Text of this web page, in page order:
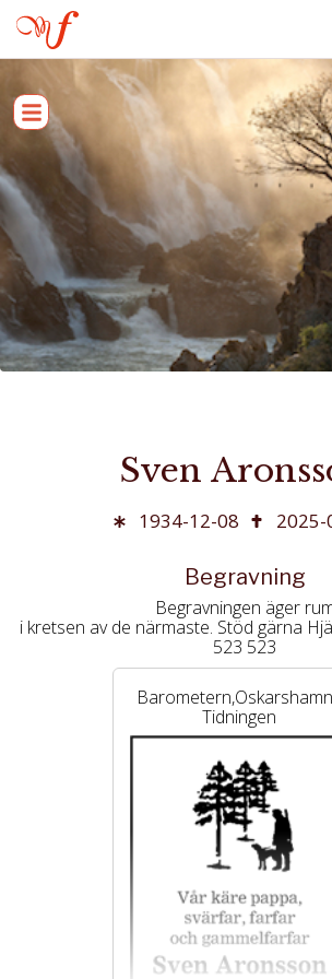
Sven
1934-12-08 2025-
Begravning
Begravningen äger
i kretsen av de närmaste. Stöd gärna
523 523
Tidningen